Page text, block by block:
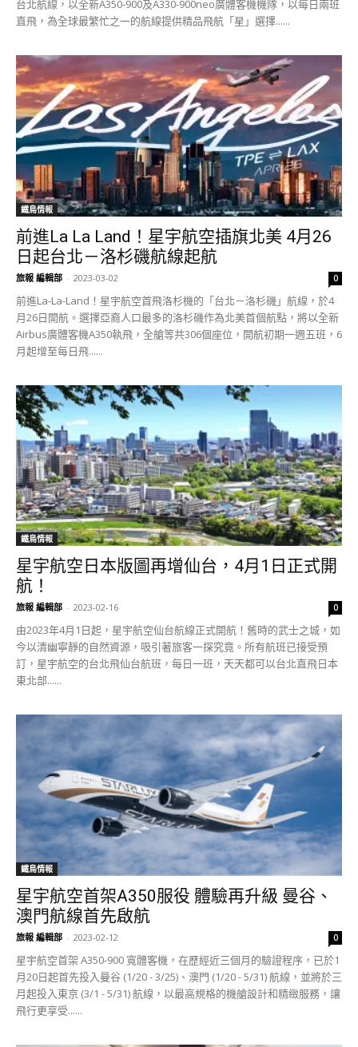
台北航線，以全新A350-900及A330-900neo廣體客機機隊，以每日兩班
直飛，為全球最繁忙之一的航線提供精品飛航「星」選擇......
鐵鳥情報
前進La La Land！星宇航空插旗北美 4月26
日起台北－洛杉磯航線起航
旅報 編輯部 - 2023-03-02 0
前進La-La-Land！星宇航空首飛洛杉機的「台北－洛杉磯」航線，於4
月26日開航。選擇亞裔人口最多的洛杉磯作為北美首個航點，將以全新
Airbus廣體客機A350執飛，全艙等共306個座位，開航初期一週五班，6
月起增至每日飛......
鐵鳥情報
星宇航空日本版圖再增仙台，4月1日正式開
航！
旅報 編輯部 - 2023-02-16 0
由2023年4月​1日起，星宇航空仙台航線正式開航！舊時的武士之城，如
今以清幽寧靜的自然資源，吸引著旅客一探究竟。所有航班已接受預
訂，星宇航空的台北飛仙台航班，每日一班，天天都可以台北直飛日本
東北部......
鐵鳥情報
星宇航空首架A350服役 體驗再升級 曼谷、
澳門航線首先啟航
旅報 編輯部 - 2023-02-12 0
星宇航空首架 A350-900 寬體客機，在歷經近三個月的驗證程序，已於1
月20日起首先投入曼谷 (1/20 - 3/25)、澳門 (1/20 - 5/31) 航線，並將於三
月起投入東京 (3/1 - 5/31) 航線，以最高規格的機艙設計和精緻服務，讓
飛行更享受......